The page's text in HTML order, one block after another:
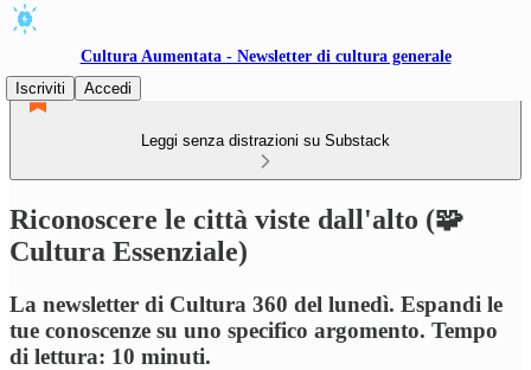
Cultura Aumentata - Newsletter di cultura generale
Iscriviti
Accedi
Leggi senza distrazioni su Substack
Riconoscere le città viste dall'alto (🧩
Cultura Essenziale)
La newsletter di Cultura 360 del lunedì. Espandi le
tue conoscenze su uno specifico argomento. Tempo
di lettura: 10 minuti.